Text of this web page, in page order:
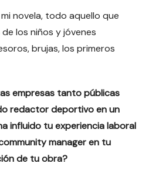
novela, todo aquello que
los niños y jóvenes
brujas, los primeros
empresas tanto públicas
redactor deportivo en un
influido tu experiencia laboral
manager en tu
de tu obra?